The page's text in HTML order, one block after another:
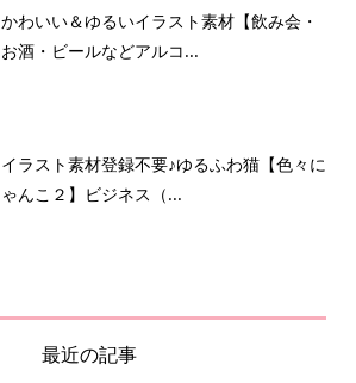
かわいい＆ゆるいイラスト素材【飲み会・
お酒・ビールなどアルコ...
イラスト素材登録不要♪ゆるふわ猫【色々に
ゃんこ２】ビジネス（...
最近の記事